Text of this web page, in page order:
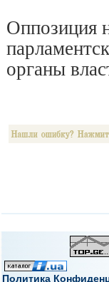
Оппозиция
органы
Политика